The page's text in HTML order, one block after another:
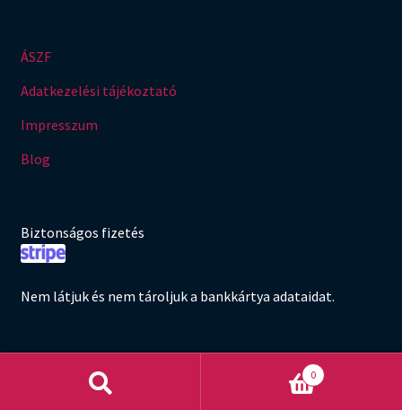
ÁSZF
Adatkezelési tájékoztató
Impresszum
Blog
Biztonságos fizetés
Nem látjuk és nem tároljuk a bankkártya adataidat.
0